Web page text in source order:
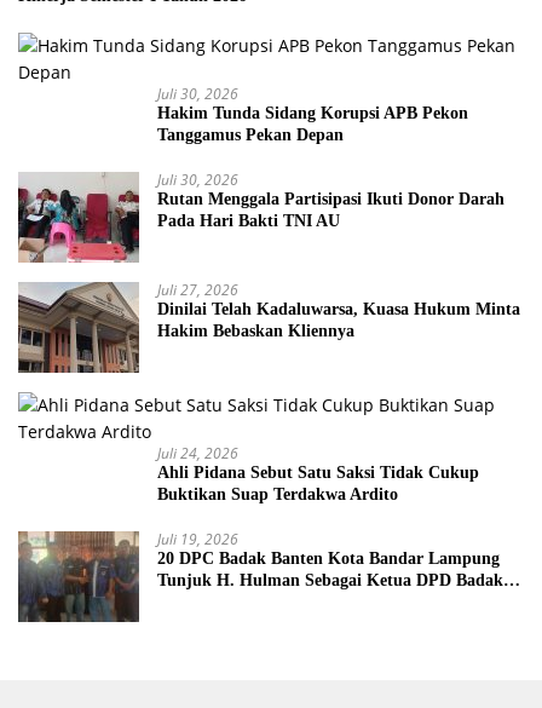
Juli 30, 2026
Hakim Tunda Sidang Korupsi APB Pekon
Tanggamus Pekan Depan
Juli 30, 2026
Rutan Menggala Partisipasi Ikuti Donor Darah
Pada Hari Bakti TNI AU
Juli 27, 2026
Dinilai Telah Kadaluwarsa, Kuasa Hukum Minta
Hakim Bebaskan Kliennya
Juli 24, 2026
Ahli Pidana Sebut Satu Saksi Tidak Cukup
Buktikan Suap Terdakwa Ardito
Juli 19, 2026
20 DPC Badak Banten Kota Bandar Lampung
Tunjuk H. Hulman Sebagai Ketua DPD Badak